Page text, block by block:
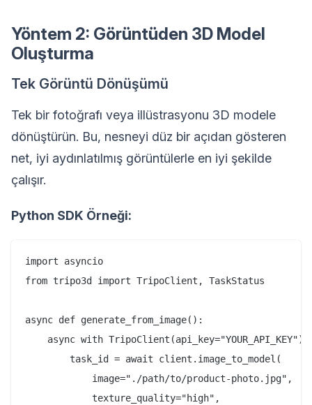
Yöntem 2: Görüntüden 3D Model
Oluşturma
Tek Görüntü Dönüşümü
Tek bir fotoğrafı veya illüstrasyonu 3D modele
dönüştürün. Bu, nesneyi düz bir açıdan gösteren
net, iyi aydınlatılmış görüntülerle en iyi şekilde
çalışır.
Python SDK Örneği:
import asyncio
from tripo3d import TripoClient, TaskStatus
async def generate_from_image():
async with TripoClient(api_key="YOUR_API_KEY")
        task_id = await client.image_to_model(
            image="./path/to/product-photo.jpg",
            texture_quality="high",